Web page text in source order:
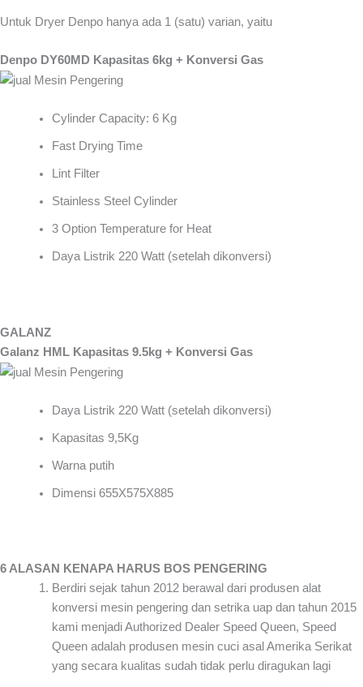
Untuk Dryer Denpo hanya ada 1 (satu) varian, yaitu
Denpo DY60MD Kapasitas 6kg + Konversi Gas
Cylinder Capacity: 6 Kg
Fast Drying Time
Lint Filter
Stainless Steel Cylinder
3 Option Temperature for Heat
Daya Listrik 220 Watt (setelah dikonversi)
GALANZ
Galanz HML Kapasitas 9.5kg + Konversi Gas
Daya Listrik 220 Watt (setelah dikonversi)
Kapasitas 9,5Kg
Warna putih
Dimensi 655X575X885
6 ALASAN KENAPA HARUS BOS PENGERING
Berdiri sejak tahun 2012 berawal dari produsen alat
konversi mesin pengering dan setrika uap dan tahun 2015
kami menjadi Authorized Dealer Speed Queen, Speed
Queen adalah produsen mesin cuci asal Amerika Serikat
yang secara kualitas sudah tidak perlu diragukan lagi